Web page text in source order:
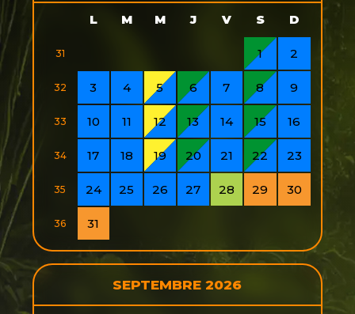
L M M J V S D
31 1 2
32 3 4 5 6 7 8 9
33 10 11 12 13 14 15 16
34 17 18 19 20 21 22 23
35 24 25 26 27 28 29 30
36 31
SEPTEMBRE 2026